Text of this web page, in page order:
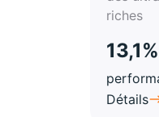
riches
13,1%
Détails